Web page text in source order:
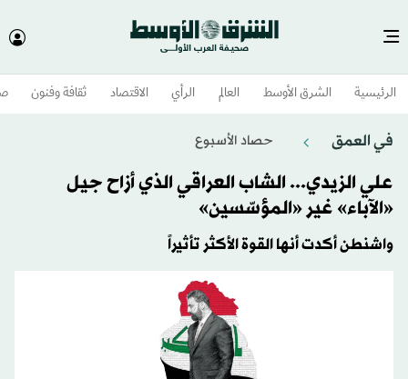
الرئيسية الشرق الأوسط​ العالم الرأي الاقتصاد ثقافة وفنون
في العمق حصاد الأسبوع
علي الزيدي... الشاب العراقي الذي أزاح جيل
«الآباء» غير «المؤسّسين»
واشنطن أكدت أنها القوة الأكثر تأثيراً